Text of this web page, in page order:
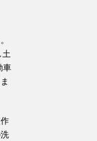
土
車